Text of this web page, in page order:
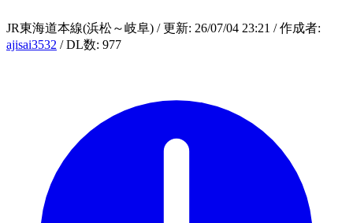
JR東海道本線(浜松～岐阜) / 更新: 26/07/04 23:21 / 作成者:
ajisai3532 / DL数: 977